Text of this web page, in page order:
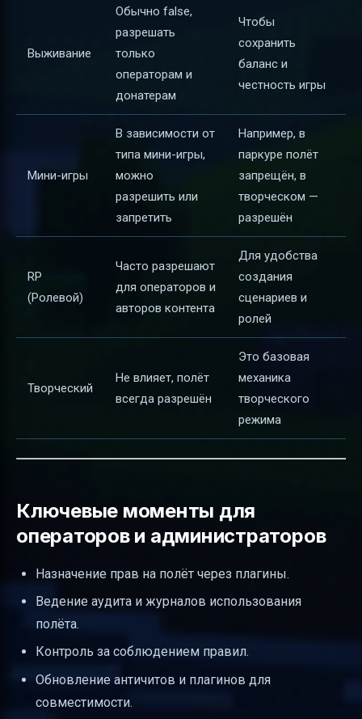
Выживание
Обычно false,
разрешать
только
операторам и
донатерам
Чтобы
сохранить
баланс и
честность игры
Мини-игры
В зависимости от
типа мини-игры,
можно
разрешить или
запретить
Например, в
паркуре полёт
запрещён, в
творческом —
разрешён
RP
(Ролевой)
Часто разрешают
для операторов и
авторов контента
Для удобства
создания
сценариев и
ролей
Творческий
Не влияет, полёт
всегда разрешён
Это базовая
механика
творческого
режима
Ключевые моменты для
операторов и администраторов
Назначение прав на полёт через плагины.
Ведение аудита и журналов использования
полёта.
Контроль за соблюдением правил.
Обновление античитов и плагинов для
совместимости.